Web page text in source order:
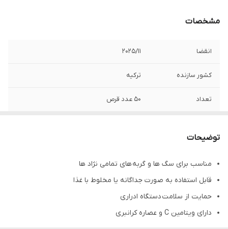
مشخصات
انقضا 2025/11
کشور سازنده ترکیه
تعداد 50 عدد قرص
توضیحات
مناسب برای سگ ها و گربه های تمامی نژاد ها
قابل استفاده به صورت جداگانه یا مخلوط با غذا
حمایت از سلامت دستگاه ادراری
دارای ویتامین C و عصاره کرانبری